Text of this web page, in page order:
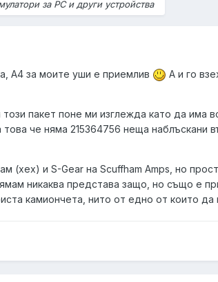
за PC и други устройства
A4 за моите уши е приемлив
А и го
пакет поне ми изглежда като да има
че няма 215364756 неща наблъскани
(хех) и S-Gear на Scuffham Amps, но
никаква представа защо, но също е
камиончета, нито от едно от които да